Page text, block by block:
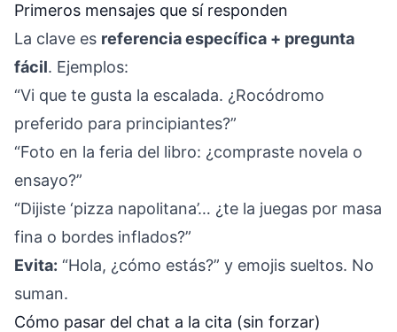
Primeros mensajes que sí responden
La clave es referencia específica + pregunta
fácil. Ejemplos:
“Vi que te gusta la escalada. ¿Rocódromo
preferido para principiantes?”
“Foto en la feria del libro: ¿compraste novela o
ensayo?”
“Dijiste ‘pizza napolitana’… ¿te la juegas por masa
fina o bordes inflados?”
Evita: “Hola, ¿cómo estás?” y emojis sueltos. No
suman.
Cómo pasar del chat a la cita (sin forzar)